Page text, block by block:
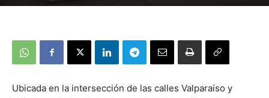
Ubicada en la intersección de las calles Valparaíso y